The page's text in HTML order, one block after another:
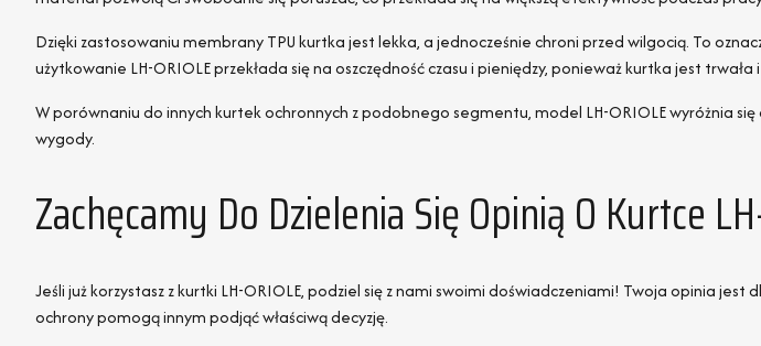
Dzięki zastosowaniu membrany TPU kurtka jest lekka, a jednocześnie chroni przed wilgocią. To
użytkowanie LH-ORIOLE przekłada się na oszczędność czasu i pieniędzy, ponieważ kurtka jest
W porównaniu do innych kurtek ochronnych z podobnego segmentu, model LH-ORIOLE wyróżnia
wygody.
Zachęcamy Do Dzielenia Się Opinią O Kurtce
Jeśli już korzystasz z kurtki LH-ORIOLE, podziel się z nami swoimi doświadczeniami! Twoja opinia
ochrony pomogą innym podjąć właściwą decyzję.